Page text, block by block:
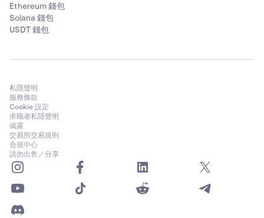
Ethereum 錢包
Solana 錢包
USDT 錢包
私隱聲明
服務條款
Cookie 設定
求職者私隱聲明
揭露
交易所交易規則
合規中心
請勿出售／分享